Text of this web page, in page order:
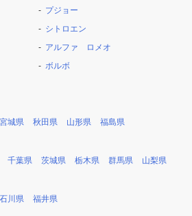
プジョー
シトロエン
アルファ ロメオ
ボルボ
宮城県 秋田県 山形県 福島県
千葉県 茨城県 栃木県 群馬県 山梨県
石川県 福井県